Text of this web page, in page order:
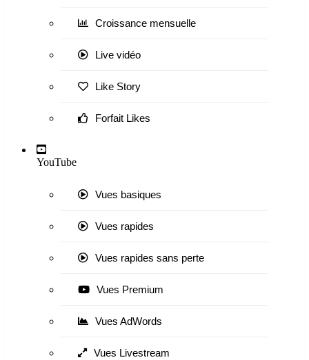
Croissance mensuelle
Live vidéo
Like Story
Forfait Likes
YouTube
Vues basiques
Vues rapides
Vues rapides sans perte
Vues Premium
Vues AdWords
Vues Livestream